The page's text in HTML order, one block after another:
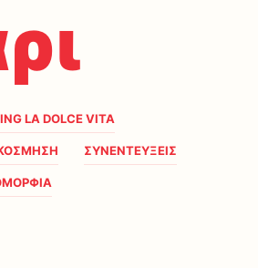
LA DOLCE VITA
ΣΥΝΕΝΤΕΥΞΕΙΣ